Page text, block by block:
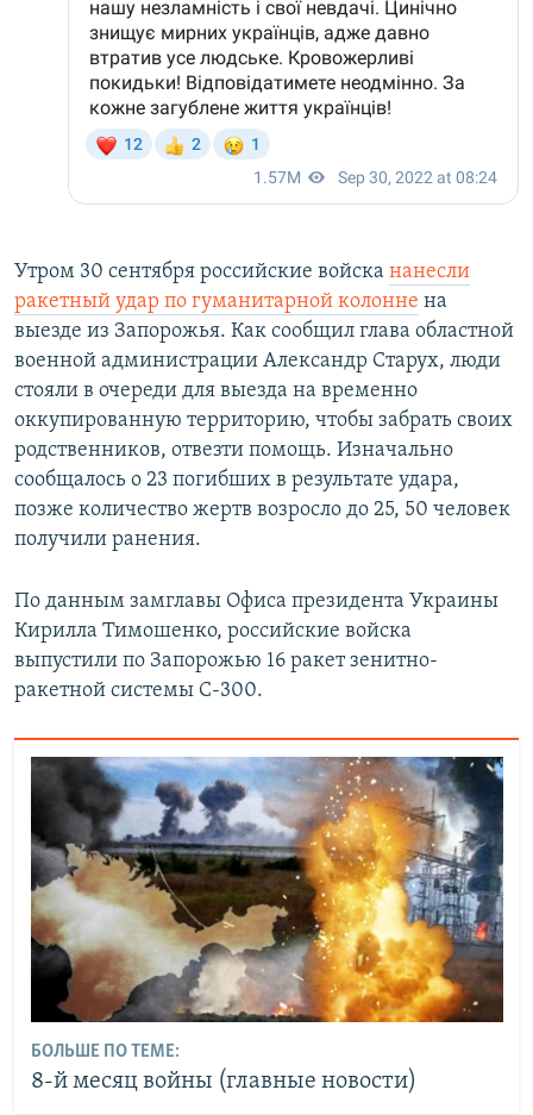
Утром 30 сентября российские войска нанесли
ракетный удар по гуманитарной колонне на
выезде из Запорожья. Как сообщил глава областной
военной администрации Александр Старух, люди
стояли в очереди для выезда на временно
оккупированную территорию, чтобы забрать своих
родственников, отвезти помощь. Изначально
сообщалось о 23 погибших в результате удара,
позже количество жертв возросло до 25, 50 человек
получили ранения.
По данным замглавы Офиса президента Украины
Кирилла Тимошенко, российские войска
выпустили по Запорожью 16 ракет зенитно-
ракетной системы С-300.
БОЛЬШЕ ПО ТЕМЕ:
8-й месяц войны (главные новости)